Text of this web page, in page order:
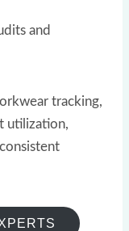
and
tracking,
utilization,